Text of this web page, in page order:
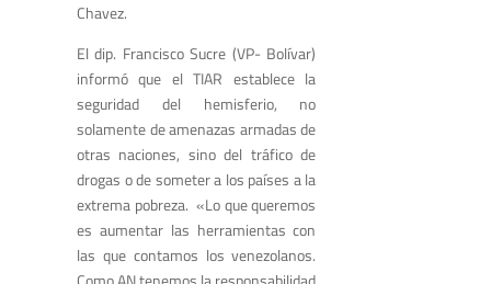
Chavez.
El dip. Francisco Sucre (VP- Bolívar)
informó que el TIAR establece la
seguridad del hemisferio, no
solamente de amenazas armadas de
otras naciones, sino del tráfico de
drogas o de someter a los países a la
extrema pobreza. «Lo que queremos
es aumentar las herramientas con
las que contamos los venezolanos.